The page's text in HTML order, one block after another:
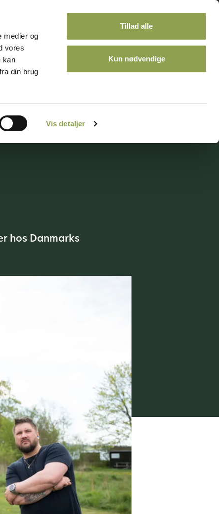
medier og
vores
kan
din brug
Vis detaljer
Tillad alle
Kun nødvendige
hos Danmarks